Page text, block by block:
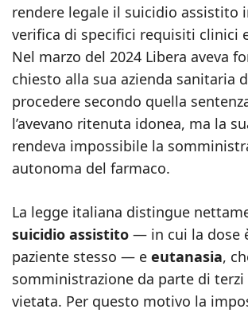
rendere legale il suicidio assistito
verifica di specifici requisiti clinici
Nel marzo del 2024 Libera aveva
chiesto alla sua azienda sanitaria
procedere secondo quella
l’avevano ritenuta idonea, ma la
rendeva impossibile la
autonoma del farmaco.
La legge italiana distingue
suicidio assistito — in cui la dose
paziente stesso — e eutanasia,
somministrazione da parte di terzi
vietata. Per questo motivo la